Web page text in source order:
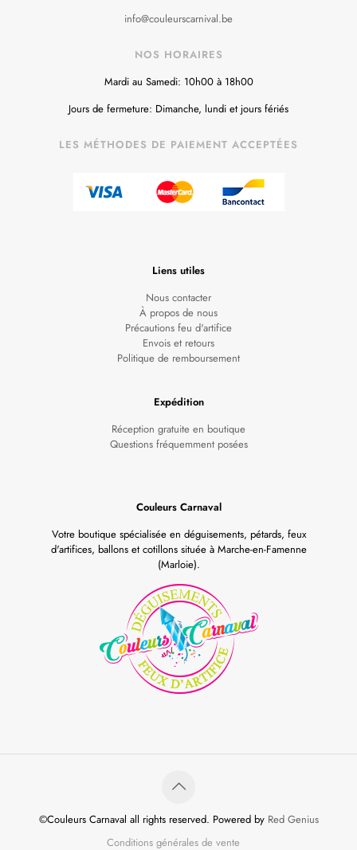
info@couleurscarnival.be
NOS HORAIRES
Mardi au Samedi: 10h00 à 18h00
Jours de fermeture: Dimanche, lundi et jours fériés
LES MÉTHODES DE PAIEMENT ACCEPTÉES
Liens utiles
Nous contacter
À propos de nous
Précautions feu d'artifice
Envois et retours
Politique de remboursement
Expédition
Réception gratuite en boutique
Questions fréquemment posées
Couleurs Carnaval
Votre boutique spécialisée en déguisements, pétards, feux
d'artifices, ballons et cotillons située à Marche-en-Famenne
(Marloie).
©Couleurs Carnaval all rights reserved. Powered by Red Genius
Conditions générales de vente